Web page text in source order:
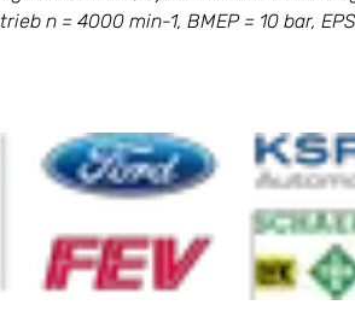
n = 4000 min-1, BMEP = 10 bar,